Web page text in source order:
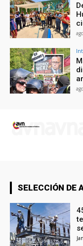
SELECCIÓN DE